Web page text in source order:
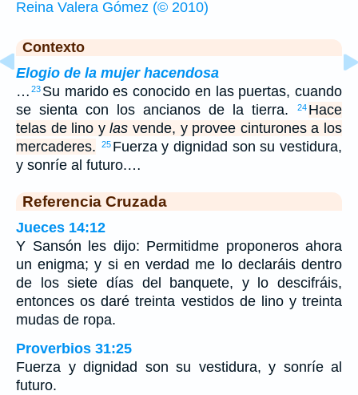
Reina Valera Gómez (© 2010)
Contexto
Elogio de la mujer hacendosa
… 23 Su marido es conocido en las puertas, cuando
se sienta con los ancianos de la tierra.
24 Hace
telas de lino ylas vende, y provee cinturones a los
mercaderes.
25 Fuerza y dignidad son su vestidura,
y sonríe al futuro.…
Referencia Cruzada
Jueces 14:12
Y Sansón les dijo: Permitidme proponeros ahora
un enigma; y si en verdad me lo declaráis dentro
de los siete días del banquete, y lo descifráis,
entonces os daré treinta vestidos de lino y treinta
mudas de ropa.
Proverbios 31:25
Fuerza y dignidad son su vestidura, y sonríe al
futuro.